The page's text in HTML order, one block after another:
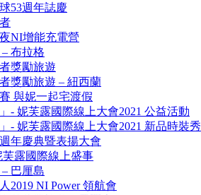
53週年誌慶
NI增能充電營
布拉格
獎勵旅遊
獎勵旅遊 – 紐西蘭
與妮一起宅渡假
- 妮芙露國際線上大會2021 公益活動
- 妮芙露國際線上大會2021 新品時裝秀
年慶典暨表揚大會
露國際線上盛事
巴厘島
2019 NI Power 領航會